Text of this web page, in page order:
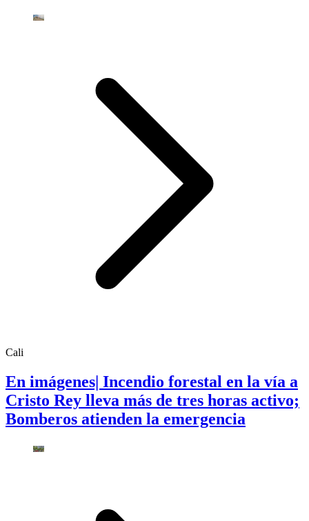
Cali
En imágenes| Incendio forestal en la vía a
Cristo Rey lleva más de tres horas activo;
Bomberos atienden la emergencia